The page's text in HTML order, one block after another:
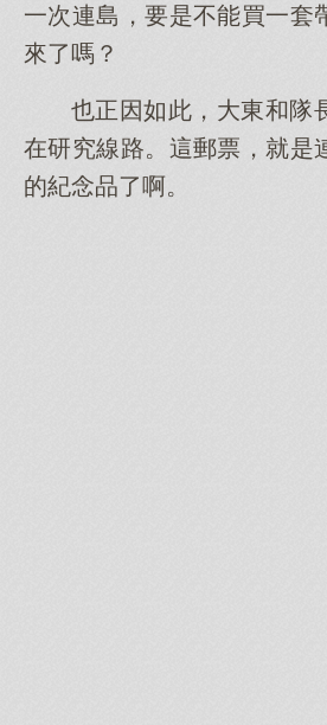
一次連島，要是不能買一套
來了嗎？
也正因如此，大東和隊
在研究線路。這郵票，就是
的紀念品了啊。